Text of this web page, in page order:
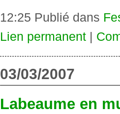
12:25 Publié dans
Lien permanent
03/03/2007
Labeaume en